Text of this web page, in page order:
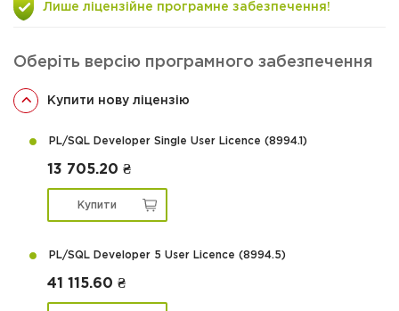
Лише ліцензійне програмне забезпечення!
Оберіть версію програмного забезпечення
Купити нову ліцензію
PL/SQL Developer Single User Licence (8994.1)
13 705.20 ₴
Купити
PL/SQL Developer 5 User Licence (8994.5)
41 115.60 ₴